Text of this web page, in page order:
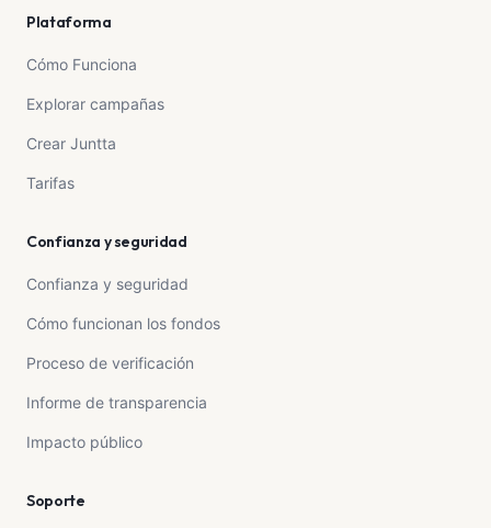
Plataforma
Cómo Funciona
Explorar campañas
Crear Juntta
Tarifas
Confianza y seguridad
Confianza y seguridad
Cómo funcionan los fondos
Proceso de verificación
Informe de transparencia
Impacto público
Soporte